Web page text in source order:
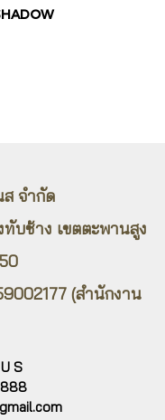
จำกัด
ทับช้าง เขตตะพานสูง
(สำนักงาน
S